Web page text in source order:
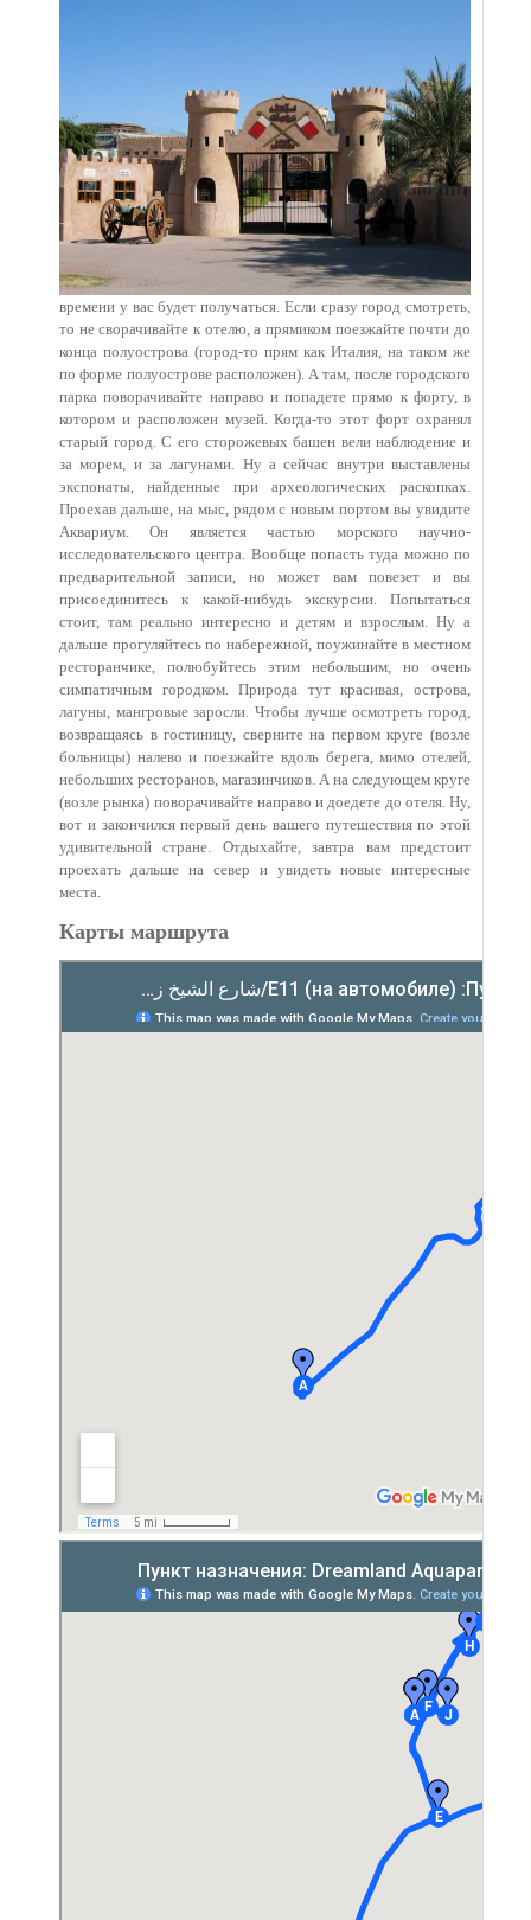
времени у вас будет получаться. Если сразу город смотреть,
то не сворачивайте к отелю, а прямиком поезжайте почти до
конца полуострова (город-то прям как Италия, на таком же
по форме полуострове расположен). А там, после городского
парка поворачивайте направо и попадете прямо к форту, в
котором и расположен музей. Когда-то этот форт охранял
старый город. С его сторожевых башен вели наблюдение и
за морем, и за лагунами. Ну а сейчас внутри выставлены
экспонаты, найденные при археологических раскопках.
Проехав дальше, на мыс, рядом с новым портом вы увидите
Аквариум. Он является частью морского научно-
исследовательского центра. Вообще попасть туда можно по
предварительной записи, но может вам повезет и вы
присоединитесь к какой-нибудь экскурсии. Попытаться
стоит, там реально интересно и детям и взрослым. Ну а
дальше прогуляйтесь по набережной, поужинайте в местном
ресторанчике, полюбуйтесь этим небольшим, но очень
симпатичным городком. Природа тут красивая, острова,
лагуны, мангровые заросли. Чтобы лучше осмотреть город,
возвращаясь в гостиницу, сверните на первом круге (возле
больницы) налево и поезжайте вдоль берега, мимо отелей,
небольших ресторанов, магазинчиков. А на следующем круге
(возле рынка) поворачивайте направо и доедете до отеля. Ну,
вот и закончился первый день вашего путешествия по этой
удивительной стране. Отдыхайте, завтра вам предстоит
проехать дальше на север и увидеть новые интересные
места.
Карты маршрута